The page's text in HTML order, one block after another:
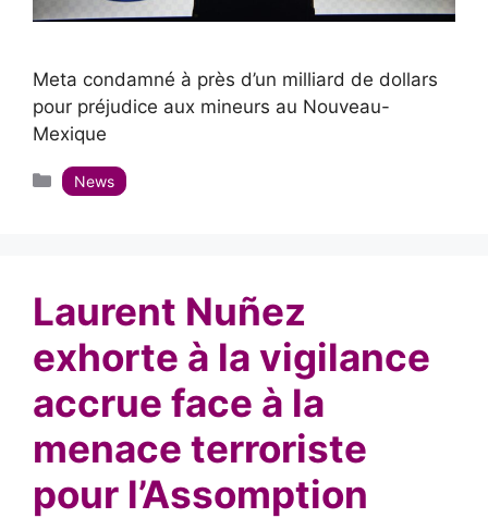
Meta condamné à près d’un milliard de dollars
pour préjudice aux mineurs au Nouveau-
Mexique
Catégories
News
Laurent Nuñez
exhorte à la vigilance
accrue face à la
menace terroriste
pour l’Assomption